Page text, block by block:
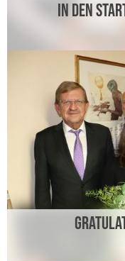
IN DEN